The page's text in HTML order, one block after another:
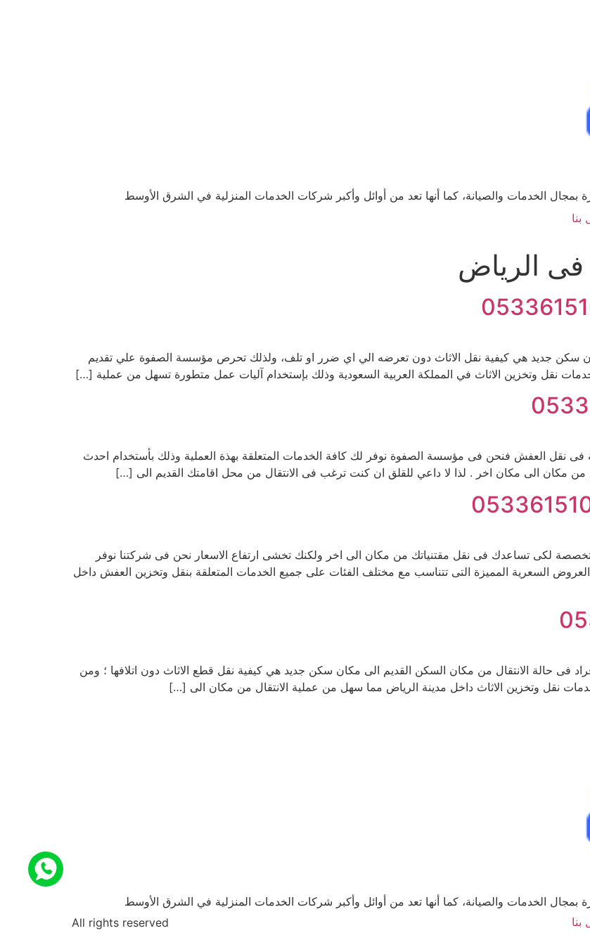
الخدمات والصيانة، كما أنها تعد من أوائل وأكبر شركات الخدمات المنزلية في الشرق الأوسط
بنا
الرياض
مكان سكن جديد هي كيفية نقل الاثاث دون تعرضه الي اي ضرر او تلف، ولذلك تحرص مؤسسة الصفوة علي تقديم
نقل وتخزين الاثاث في المملكة العربية السعودية وذلك بإستخدام آليات عمل متطورة تسهل من عملية […]
العفش فنحن فى مؤسسة الصفوة نوفر لك كافة الخدمات المتعلقة بهذة العملية وذلك بأستخدام احدث
مكان الى مكان اخر . لذا لا داعي للقلق ان كنت ترغب فى الانتقال من محل اقامتك القديم الى […]
لكى تساعدك فى نقل مقتنياتك من مكان الى اخر ولكنك تخشى ارتفاع الاسعار نحن فى شركتنا نوفر
السعرية المميزة التى تتناسب مع مختلف الفئات على جميع الخدمات المتعلقة بنقل وتخزين العفش داخل
فى حالة الانتقال من مكان السكن القديم الى مكان سكن جديد هي كيفية نقل قطع الاثاث دون اتلافها ؛ ومن
وتخزين الاثاث داخل مدينة الرياض مما سهل من عملية الانتقال من مكان الى […]
الخدمات والصيانة، كما أنها تعد من أوائل وأكبر شركات الخدمات المنزلية في الشرق الأوسط
بنا All rights reserved